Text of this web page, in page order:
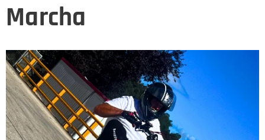
Marcha